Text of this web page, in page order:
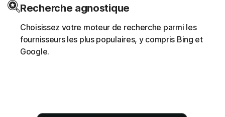
Recherche agnostique
Choisissez votre moteur de recherche parmi les
fournisseurs les plus populaires, y compris Bing et
Google.